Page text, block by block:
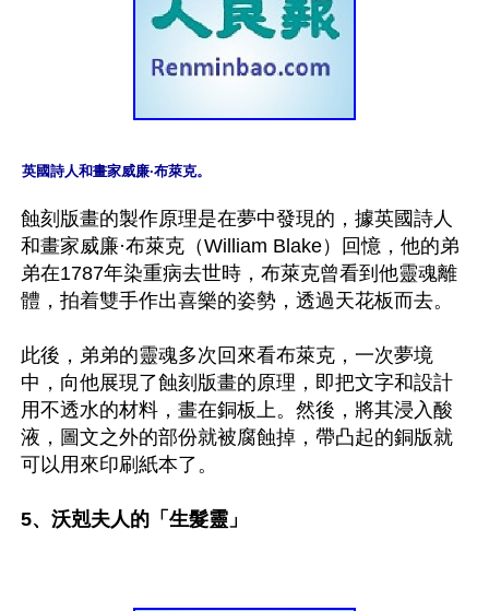
英國詩人和畫家威廉·布萊克。
蝕刻版畫的製作原理是在夢中發現的，據英國詩人
和畫家威廉·布萊克（William Blake）回憶，他的弟
弟在1787年染重病去世時，布萊克曾看到他靈魂離
體，拍着雙手作出喜樂的姿勢，透過天花板而去。
此後，弟弟的靈魂多次回來看布萊克，一次夢境
中，向他展現了蝕刻版畫的原理，即把文字和設計
用不透水的材料，畫在銅板上。然後，將其浸入酸
液，圖文之外的部份就被腐蝕掉，帶凸起的銅版就
可以用來印刷紙本了。
5、沃剋夫人的「生髮靈」